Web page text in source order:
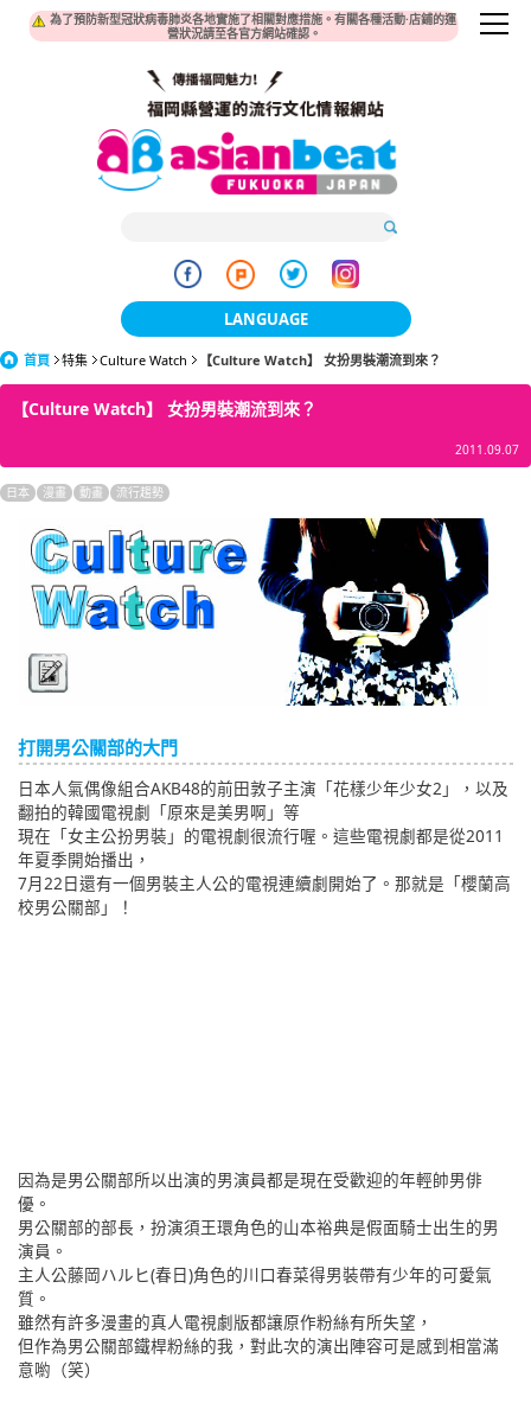
為了預防新型冠狀病毒肺炎各地實施了相關對應措施。有關各種活動·店鋪的運
營狀況請至各官方網站確認。
LANGUAGE
日本語
한국어
English
ภาษาไทย
tiéng Viêt
Bahasa Indonesia
首頁 特集 Culture Watch 【Culture Watch】 女扮男裝潮流到來？
【Culture Watch】 女扮男裝潮流到來？
2011.09.07
日本 漫畫 動畫 流行趨勢
打開男公關部的大門
日本人氣偶像組合AKB48的前田敦子主演「花樣少年少女2」，以及
翻拍的韓國電視劇「原來是美男啊」等
現在「女主公扮男裝」的電視劇很流行喔。這些電視劇都是從2011
年夏季開始播出，
7月22日還有一個男裝主人公的電視連續劇開始了。那就是「櫻蘭高
校男公關部」！
因為是男公關部所以出演的男演員都是現在受歡迎的年輕帥男俳
優。
男公關部的部長，扮演須王環角色的山本裕典是假面騎士出生的男
演員。
主人公藤岡ハルヒ(春日)角色的川口春菜得男裝帶有少年的可愛氣
質。
雖然有許多漫畫的真人電視劇版都讓原作粉絲有所失望，
但作為男公關部鐵桿粉絲的我，對此次的演出陣容可是感到相當滿
意喲（笑）